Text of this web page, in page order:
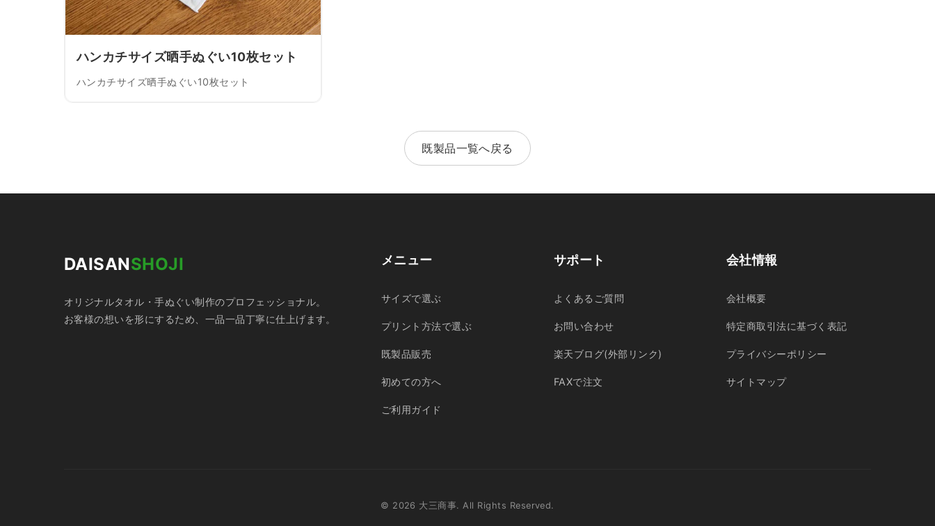
ハンカチサイズ晒手ぬぐい10枚セット
ハンカチサイズ晒手ぬぐい10枚セット
既製品一覧へ戻る
DAISANSHOJI
オリジナルタオル・手ぬぐい制作のプロフェッショナル。
お客様の想いを形にするため、一品一品丁寧に仕上げます。
メニュー
サイズで選ぶ
プリント方法で選ぶ
既製品販売
初めての方へ
ご利用ガイド
サポート
よくあるご質問
お問い合わせ
楽天ブログ(外部リンク)
FAXで注文
会社情報
会社概要
特定商取引法に基づく表記
プライバシーポリシー
サイトマップ
© 2026 大三商事. All Rights Reserved.